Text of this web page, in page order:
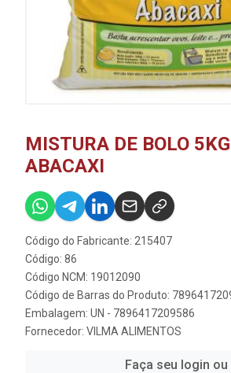
MISTURA DE BOLO
ABACAXI
Código do Fabricante: 215407
Código: 86
Código NCM: 19012090
Código de Barras do Produto:
Embalagem: UN - 7896417209586
Fornecedor: VILMA ALIMENTOS
Faça seu login ou